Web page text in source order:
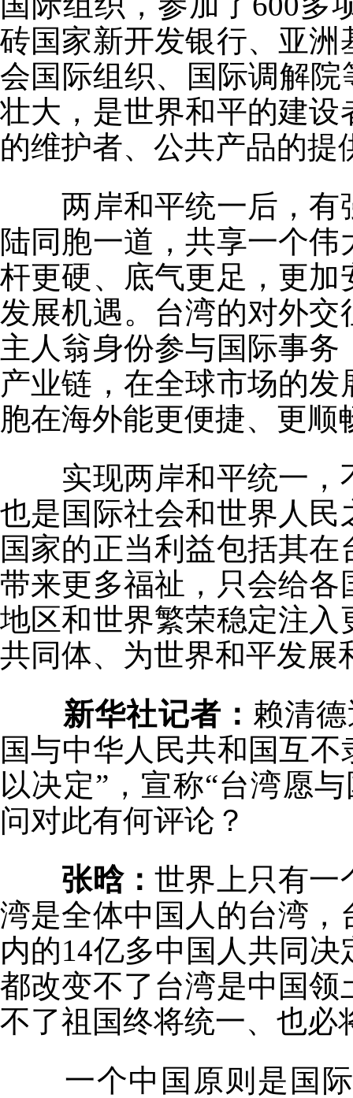
砖国家新开发银行、亚
会国际组织、国际调解
壮大，是世界和平的建
的维护者、公共产品的提
两岸和平统一后，有
陆同胞一道，共享一个
杆更硬、底气更足，更
发展机遇。台湾的对外
主人翁身份参与国际事
产业链，在全球市场的
胞在海外能更便捷、更
实现两岸和平统一，
也是国际社会和世界人
国家的正当利益包括其
带来更多福祉，只会给
地区和世界繁荣稳定注
共同体、为世界和平发展
新华社记者： 赖清
国与中华人民共和国互不
以决定”，宣称“台湾愿
问对此有何评论？
张晗：世界上只有一
湾是全体中国人的台湾
内的14亿多中国人共同
都改变不了台湾是中国
不了祖国终将统一、也必
一个中国原则是国际